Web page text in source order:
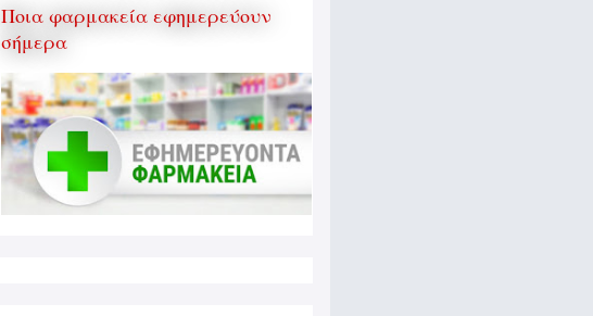
Ποια φαρμακεία εφημερεύουν
σήμερα